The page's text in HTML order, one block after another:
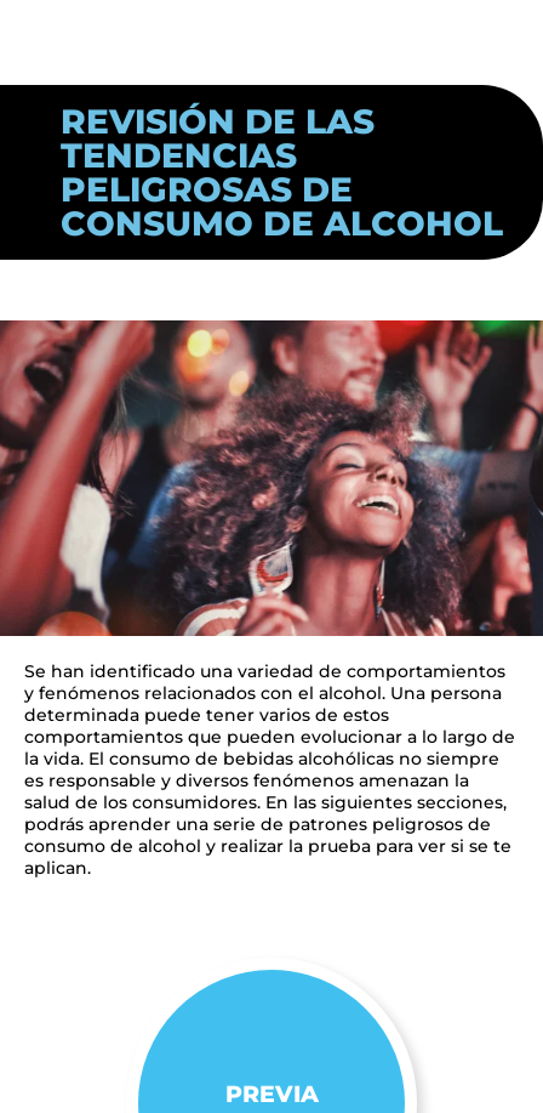
REVISIÓN DE LAS
TENDENCIAS
PELIGROSAS DE
CONSUMO DE ALCOHOL
Se han identificado una variedad de comportamientos
y fenómenos relacionados con el alcohol. Una persona
determinada puede tener varios de estos
comportamientos que pueden evolucionar a lo largo de
la vida. El consumo de bebidas alcohólicas no siempre
es responsable y diversos fenómenos amenazan la
salud de los consumidores. En las siguientes secciones,
podrás aprender una serie de patrones peligrosos de
consumo de alcohol y realizar la prueba para ver si se te
aplican.
PREVIA